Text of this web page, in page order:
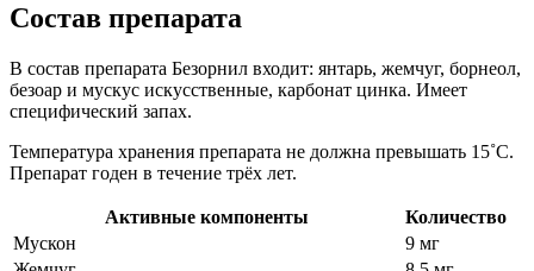
Состав препарата
В состав препарата Безорнил входит: янтарь, жемчуг, борнеол,
безоар и мускус искусственные, карбонат цинка. Имеет
специфический запах.
Температура хранения препарата не должна превышать 15˚С.
Препарат годен в течение трёх лет.
Активные компоненты
Количество
Мускон
9 мг